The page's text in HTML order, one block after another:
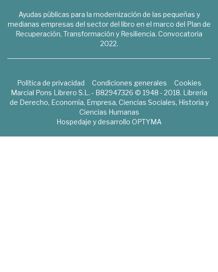
Ayudas públicas para la modernización de las pequeñas y
medianas empresas del sector del libro en el marco del Plan de
Recuperación, Transformación y Resiliencia. Convocatoria
2022.
Política de privacidad Condiciones generales
Cookies
Marcial Pons Librero S.L. - B82947326 © 1948 - 2018. Librería
de Derecho, Economía, Empresa, Ciencias Sociales, Historia y
Ciencias Humanas
Hospedaje y desarrollo OPTYMA